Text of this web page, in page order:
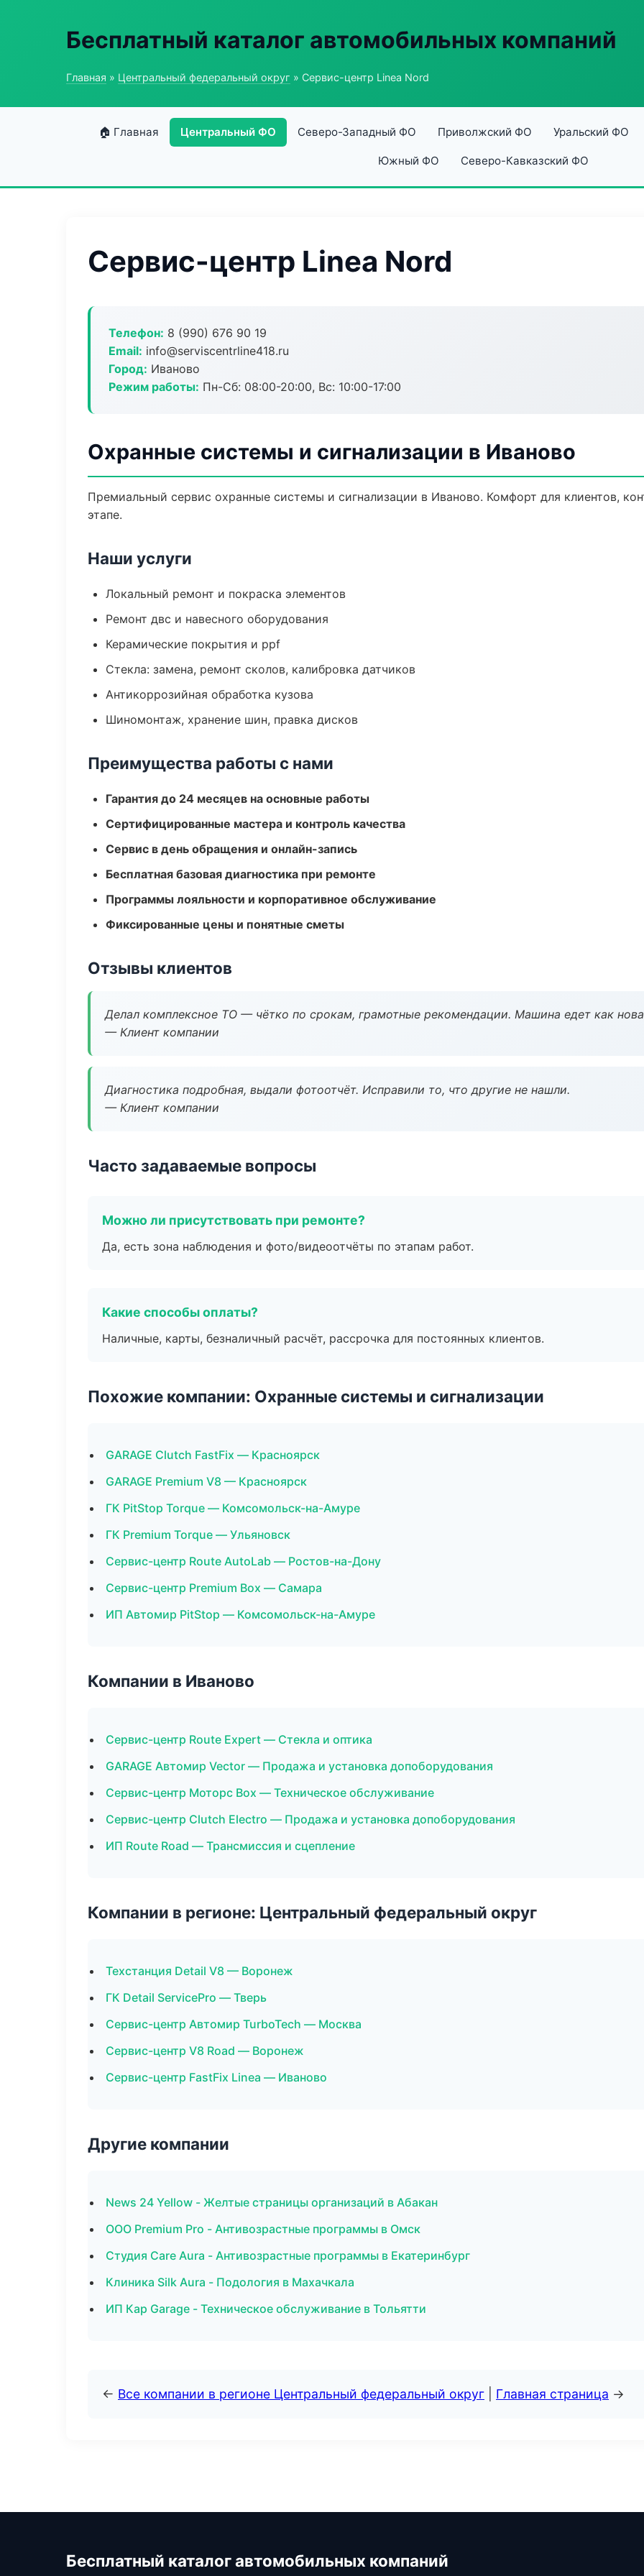
Бесплатный каталог автомобильных компаний
Главная » Центральный федеральный округ » Сервис-центр Linea Nord
🏠 Главная Центральный ФО Северо-Западный ФО Приволжский ФО Уральский ФО
Южный ФО Северо-Кавказский ФО
Сервис-центр Linea Nord
Телефон: 8 (990) 676 90 19
Email: info@serviscentrline418.ru
Город: Иваново
Режим работы: Пн-Сб: 08:00-20:00, Вс: 10:00-17:00
Охранные системы и сигнализации в Иваново
Премиальный сервис охранные системы и сигнализации в Иваново. Комфорт для клиентов,
этапе.
Наши услуги
Локальный ремонт и покраска элементов
Ремонт двс и навесного оборудования
Керамические покрытия и ppf
Стекла: замена, ремонт сколов, калибровка датчиков
Антикоррозийная обработка кузова
Шиномонтаж, хранение шин, правка дисков
Преимущества работы с нами
Гарантия до 24 месяцев на основные работы
Сертифицированные мастера и контроль качества
Сервис в день обращения и онлайн-запись
Бесплатная базовая диагностика при ремонте
Программы лояльности и корпоративное обслуживание
Фиксированные цены и понятные сметы
Отзывы клиентов
Делал комплексное ТО — чётко по срокам, грамотные рекомендации. Машина едет как
— Клиент компании
Диагностика подробная, выдали фотоотчёт. Исправили то, что другие не нашли.
— Клиент компании
Часто задаваемые вопросы
Можно ли присутствовать при ремонте?
Да, есть зона наблюдения и фото/видеоотчёты по этапам работ.
Какие способы оплаты?
Наличные, карты, безналичный расчёт, рассрочка для постоянных клиентов.
Похожие компании: Охранные системы и сигнализации
GARAGE Clutch FastFix — Красноярск
GARAGE Premium V8 — Красноярск
ГК PitStop Torque — Комсомольск-на-Амуре
ГК Premium Torque — Ульяновск
Сервис-центр Route AutoLab — Ростов-на-Дону
Сервис-центр Premium Box — Самара
ИП Автомир PitStop — Комсомольск-на-Амуре
Компании в Иваново
Сервис-центр Route Expert — Стекла и оптика
GARAGE Автомир Vector — Продажа и установка допоборудования
Сервис-центр Моторс Box — Техническое обслуживание
Сервис-центр Clutch Electro — Продажа и установка допоборудования
ИП Route Road — Трансмиссия и сцепление
Компании в регионе: Центральный федеральный округ
Техстанция Detail V8 — Воронеж
ГК Detail ServicePro — Тверь
Сервис-центр Автомир TurboTech — Москва
Сервис-центр V8 Road — Воронеж
Сервис-центр FastFix Linea — Иваново
Другие компании
News 24 Yellow - Желтые страницы организаций в Абакан
ООО Premium Pro - Антивозрастные программы в Омск
Студия Care Aura - Антивозрастные программы в Екатеринбург
Клиника Silk Aura - Подология в Махачкала
ИП Кар Garage - Техническое обслуживание в Тольятти
← Все компании в регионе Центральный федеральный округ Главная страница →
Бесплатный каталог автомобильных компаний